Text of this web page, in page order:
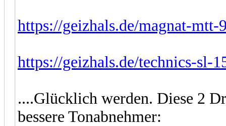
https://geizhals.de/magnat-
https://geizhals.de/technics-sl-
....Glücklich werden. Diese 2
bessere Tonabnehmer: